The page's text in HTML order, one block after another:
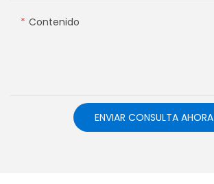
Contenido
ENVIAR CONSULTA AHORA